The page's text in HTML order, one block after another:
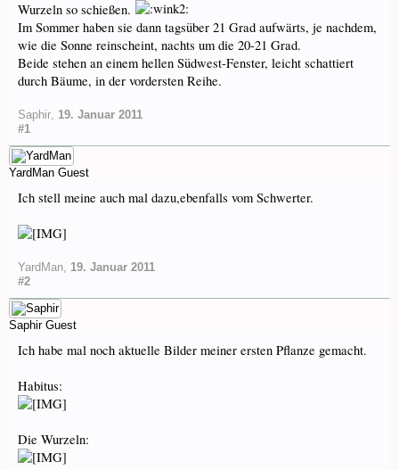
Wurzeln so schießen.
Im Sommer haben sie dann tagsüber 21 Grad aufwärts, je nachdem,
wie die Sonne reinscheint, nachts um die 20-21 Grad.
Beide stehen an einem hellen Südwest-Fenster, leicht schattiert
durch Bäume, in der vordersten Reihe.
Saphir, 19. Januar 2011
#1
YardMan Guest
Ich stell meine auch mal dazu,ebenfalls vom Schwerter.
YardMan, 19. Januar 2011
#2
Saphir Guest
Ich habe mal noch aktuelle Bilder meiner ersten Pflanze gemacht.
Habitus:
Die Wurzeln: